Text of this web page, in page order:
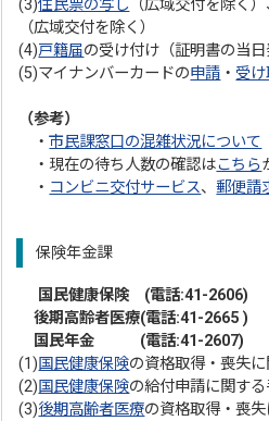
(3)住民票の写し （広域交付を除く
（広域交付を除く）
(4)戸籍届の受け付け（証明書の当日
(5)マイナンバーカードの申請 ・ 受け
（参考）
・市民課窓口の混雑状況について
・現在の待ち人数の確認はこちら
・ コンビニ交付サービス、郵便請
保険年金課
国民健康保険 (電話:41-2606)
後期高齢者医療(電話:41-2665 )
国民年金 (電話:41-2607)
(1)国民健康保険の資格取得・喪失
(2)国民健康保険の給付申請に関する
(3)後期高齢者医療の資格取得・喪